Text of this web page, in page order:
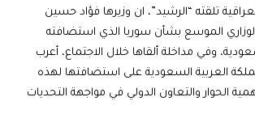
تلقته “الرشيد”، ان وزيرها فؤاد حسين
الموسع بشأن سوريا الذي استضافته
وفي مداخلة ألقاها خلال الاجتماع، أعرب
العربية السعودية على استضافتها لهذه
الحوار والتعاون الدولي في مواجهة التحديات